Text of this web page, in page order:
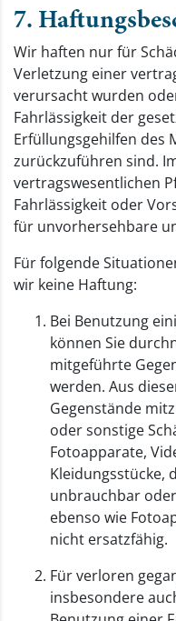
7.
Wir haften nur für
Verletzung einer
verursacht wurden
Fahrlässigkeit der
Erfüllungsgehilfen des
zurückzuführen sind.
vertragswesentlichen
Fahrlässigkeit oder
für unvorhersehbare
Für folgende
wir keine Haftung:
Bei Benutzung
können Sie
mitgeführte
werden. Aus
Gegenstände
oder sonstige
Fotoapparate,
Kleidungsstücke,
unbrauchbar
ebenso wie
nicht ersatzfähig.
Für verloren
insbesondere